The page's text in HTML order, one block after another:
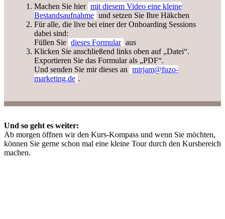
Machen Sie hier mit diesem Video eine kleine
Bestandsaufnahme und setzen Sie Ihre Häkchen
Für alle, die live bei einer der Onboarding Sessions
dabei sind:
Füllen Sie dieses Formular aus
Klicken Sie anschließend links oben auf „Datei“.
Exportieren Sie das Formular als „PDF“.
Und senden Sie mir dieses an mirjam@fuzo-
marketing.de .
Und so geht es weiter:
Ab morgen öffnen wir den Kurs-Kompass und wenn Sie möchten,
können Sie gerne schon mal eine kleine Tour durch den Kursbereich
machen.